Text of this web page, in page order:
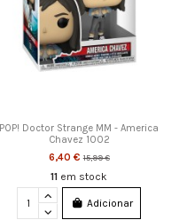
POP! Doctor Strange MM - America
Chavez 1002
6,40 €15,99 €
11 em stock
Adicionar